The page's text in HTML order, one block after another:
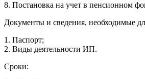
8. Постановка на учет в пенсионном
Документы и сведения, необходимые
1. Паспорт;
2. Виды деятельности ИП.
Сроки: